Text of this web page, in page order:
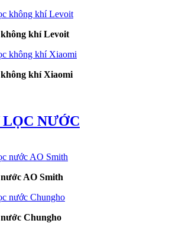
khí Levoit
khí Xiaomi
NƯỚC
AO Smith
Chungho